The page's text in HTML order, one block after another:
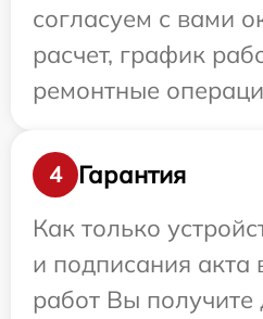
согласуем с вами
расчет, график
ремонтные
4
Гарантия
Как только
и подписания
работ Вы получите